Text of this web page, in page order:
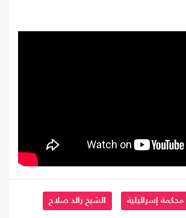
محكمة إسرائيلية الشيخ رائد صلاح